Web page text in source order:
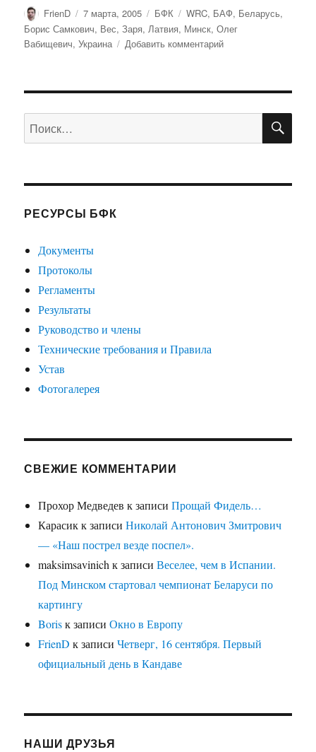
Автор
FrienD Опубликовано
7 марта, 2005 Рубрики
БФК Метки
WRC, БАФ, Беларусь,
Борис Самкович, Вес,Заря,Латвия, Минск,Олег
Вабищевич,Украина Добавить комментарийк
своей
мы
Искать:
РЕСУРСЫ БФК
Документы
Протоколы
Регламенты
Результаты
Руководство и члены
Технические требования и Правила
Устав
Фотогалерея
СВЕЖИЕ КОММЕНТАРИИ
Прохор Медведев к записиПрощай Фидель…
Карасикк записиНиколай Антонович Змитрович
— «Наш пострел везде поспел».
maksimsavinich к записиВеселее, чем в Испании.
Под Минском стартовал чемпионат Беларуси по
картингу
Borisк записиОкно в Европу
FrienD к записиЧетверг, 16 сентября. Первый
официальный день в Кандаве
НАШИ ДРУЗЬЯ